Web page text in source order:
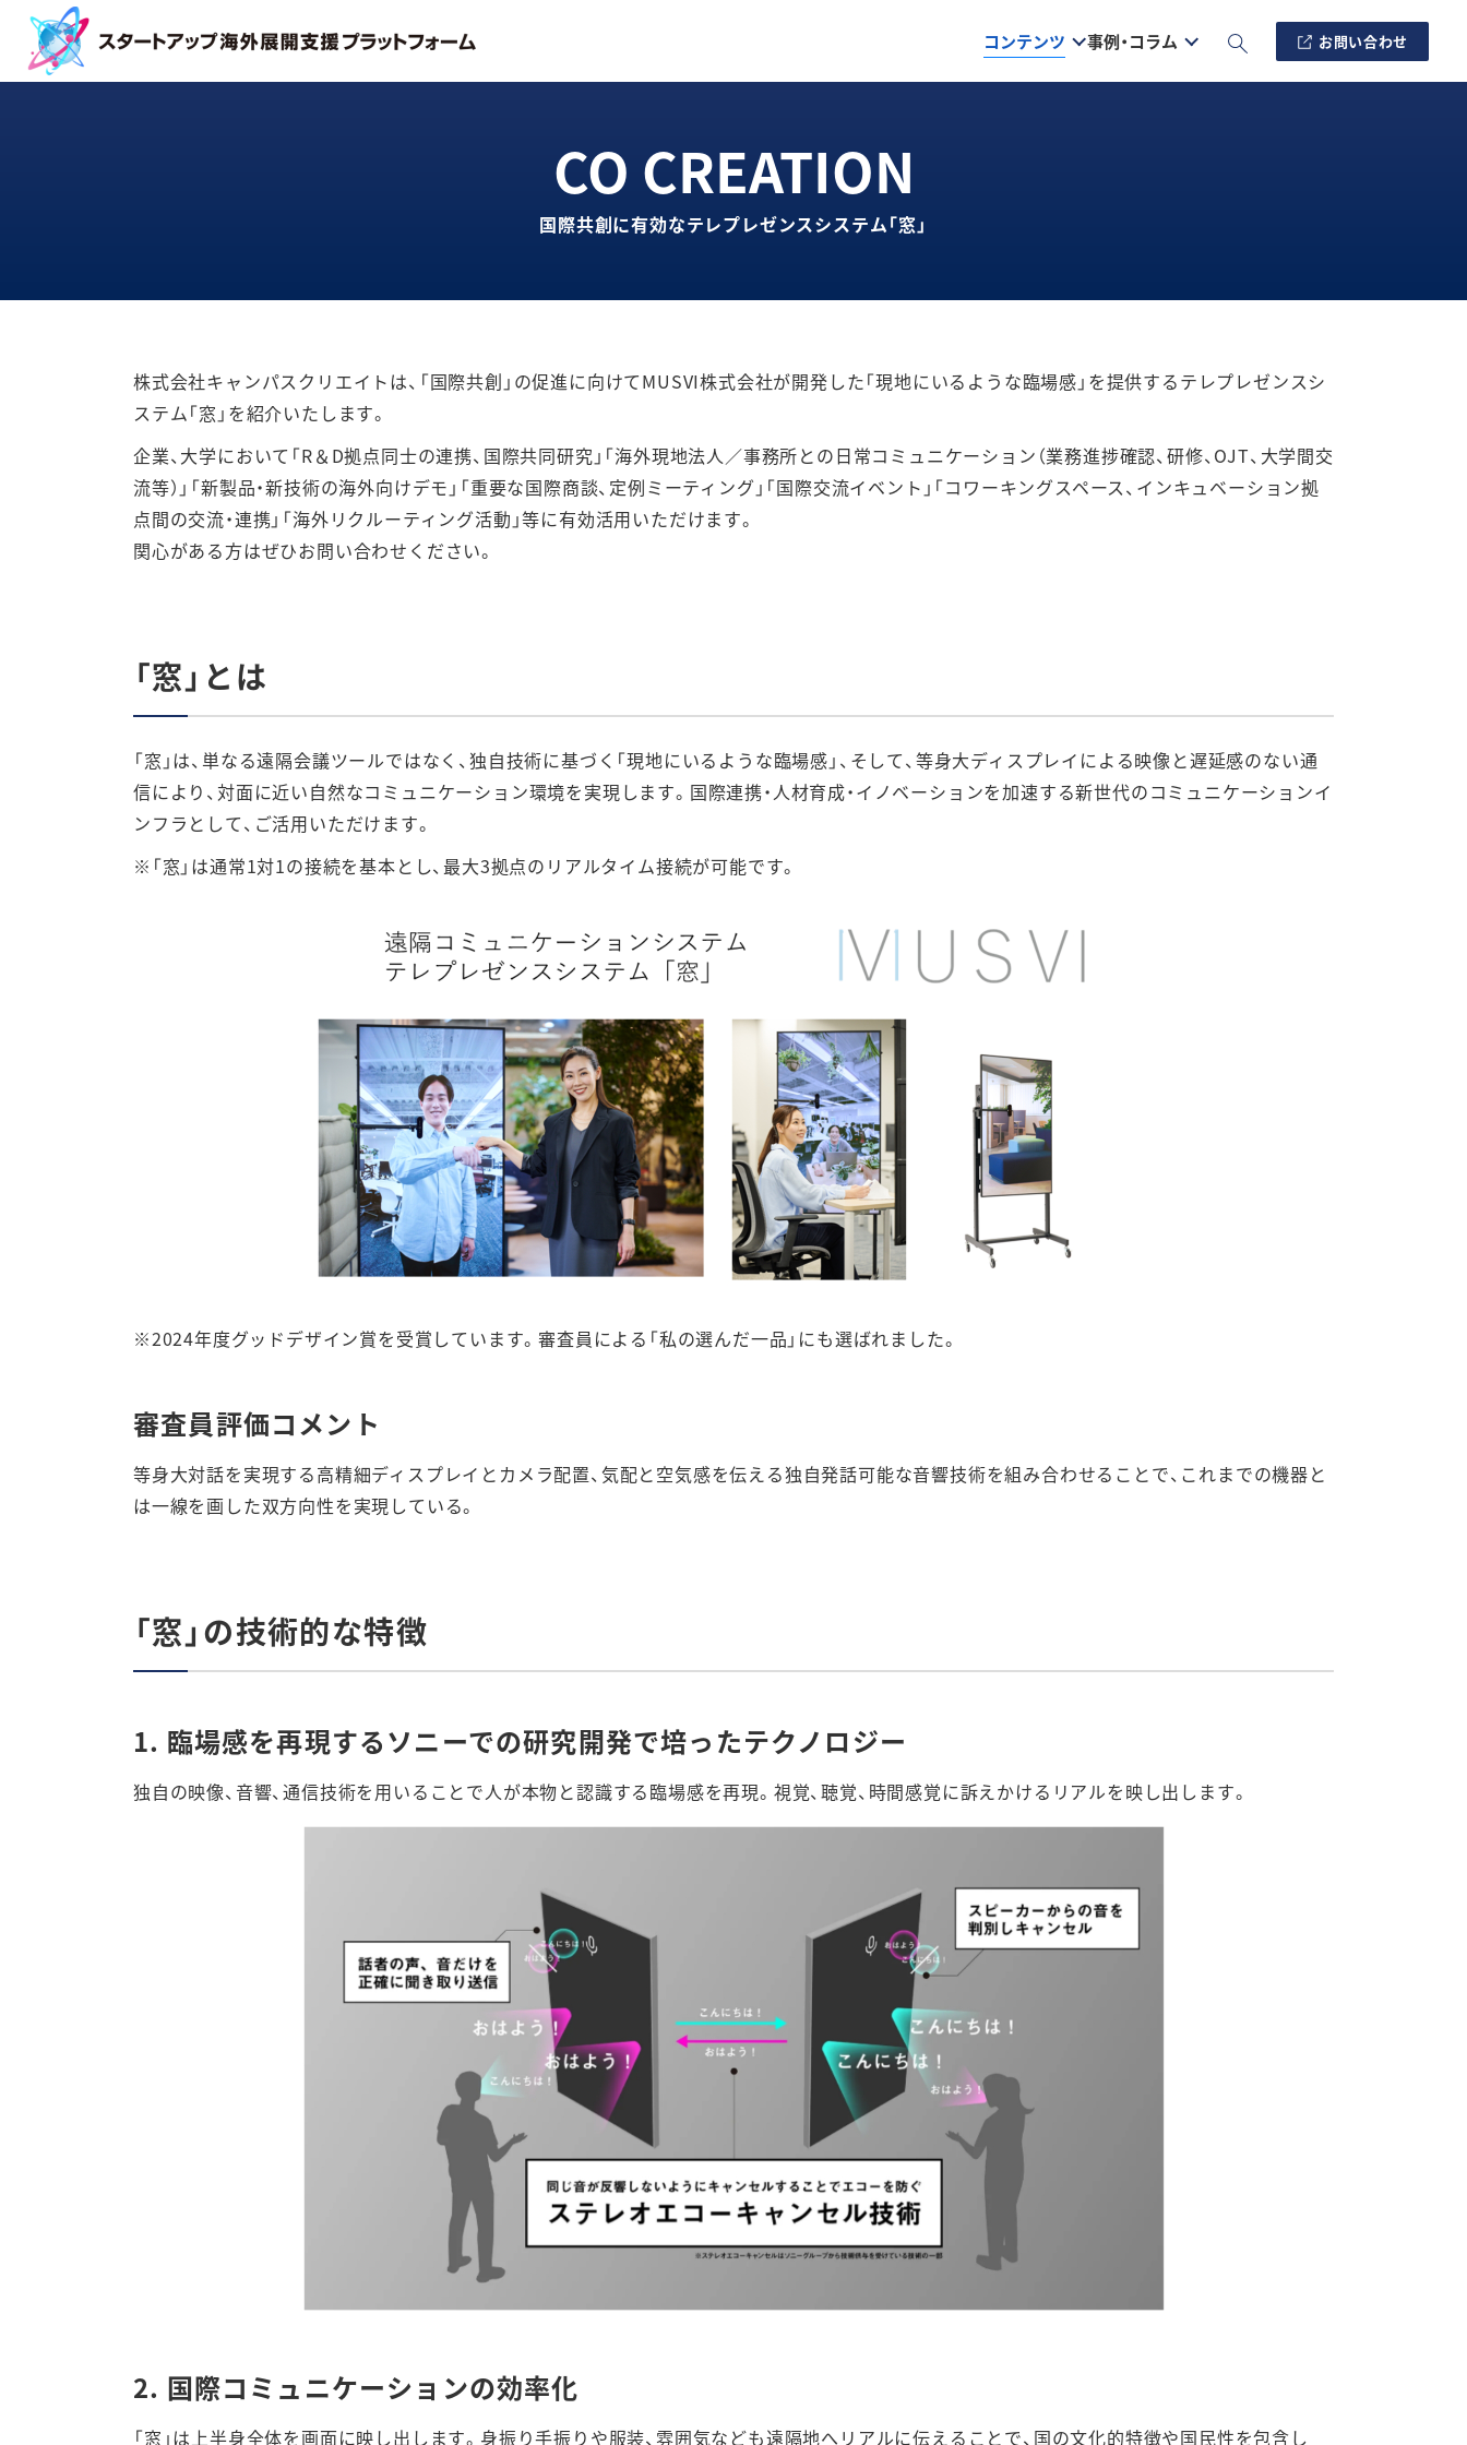
コンテンツ 事例・コラム お問い合わせ
国際共創に有効なテレプレゼンスシステム「窓」
株式会社キャンパスクリエイトは、「国際共創」の促進に向けてMUSVI株式会社が開発した「現地にいるような臨場感」を提供するテレプレゼンスシ
ステム「窓」を紹介いたします。
企業、大学において「R＆D拠点同士の連携、国際共同研究」「海外現地法人／事務所との日常コミュニケーション（業務進捗確認、研修、OJT、大学間交
流等）」「新製品・新技術の海外向けデモ」「重要な国際商談、定例ミーティング」「国際交流イベント」「コワーキングスペース、インキュベーション拠
点間の交流・連携」「海外リクルーティング活動」等に有効活用いただけます。
関心がある方はぜひお問い合わせください。
「窓」とは
「窓」は、単なる遠隔会議ツールではなく、独自技術に基づく「現地にいるような臨場感」、そして、等身大ディスプレイによる映像と遅延感のない通
信により、対面に近い自然なコミュニケーション環境を実現します。国際連携・人材育成・イノベーションを加速する新世代のコミュニケーションイ
ンフラとして、ご活用いただけます。
※「窓」は通常1対1の接続を基本とし、最大3拠点のリアルタイム接続が可能です。
※2024年度グッドデザイン賞を受賞しています。審査員による「私の選んだ一品」にも選ばれました。
審査員評価コメント
等身大対話を実現する高精細ディスプレイとカメラ配置、気配と空気感を伝える独自発話可能な音響技術を組み合わせることで、これまでの機器と
は一線を画した双方向性を実現している。
「窓」の技術的な特徴
1. 臨場感を再現するソニーでの研究開発で培ったテクノロジー
独自の映像、音響、通信技術を用いることで人が本物と認識する臨場感を再現。視覚、聴覚、時間感覚に訴えかけるリアルを映し出します。
2. 国際コミュニケーションの効率化
「窓」は上半身全体を画面に映し出します。身振り手振りや服装、雰囲気なども遠隔地へリアルに伝えることで、国の文化的特徴や国民性を包含し